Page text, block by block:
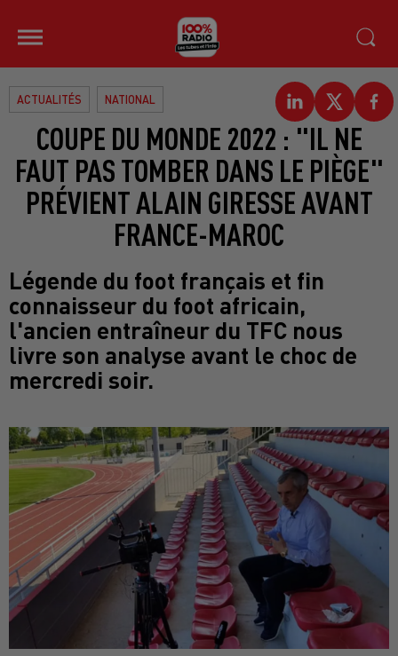
ACTUALITÉS NATIONAL
COUPE DU MONDE 2022 : "IL NE
FAUT PAS TOMBER DANS LE PIÈGE"
PRÉVIENT ALAIN GIRESSE AVANT
FRANCE-MAROC
Légende du foot français et fin
connaisseur du foot africain,
l'ancien entraîneur du TFC nous
livre son analyse avant le choc de
mercredi soir.